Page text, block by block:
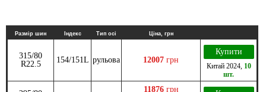
Размір шин Індекс Тип осі Ціна, грн
315/80
R22.5
154/151L рульова 12007 грн
Купити
Китай2024, 10
шт.
11876 грн